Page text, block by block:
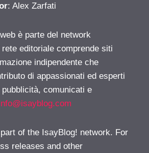
: Alex Zarfati
è parte del network
editoriale comprende siti
indipendente che
di appassionati ed esperti
comunicati e
of the IsayBlog! network. For
releases and other